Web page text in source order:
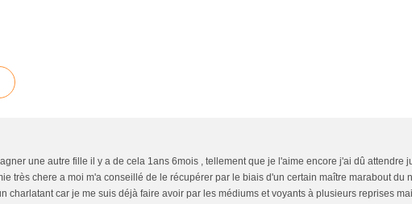
une autre fille il y a de cela 1ans 6mois , tellement que je l'aime encore j'ai dû attendre
très chere a moi m'a conseillé de le récupérer par le biais d'un certain maître marabout du
charlatant car je me suis déjà faire avoir par les médiums et voyants à plusieurs reprises